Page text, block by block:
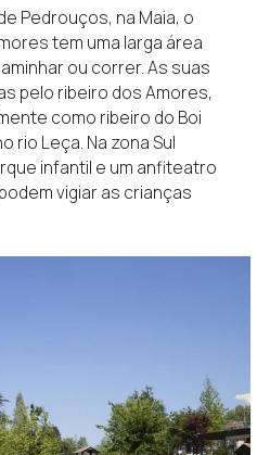
Pedrouços, na Maia, o
tem uma larga área
ou correr. As suas
pelo ribeiro dos Amores,
como ribeiro do Boi
rio Leça. Na zona Sul
infantil e um anfiteatro
vigiar as crianças